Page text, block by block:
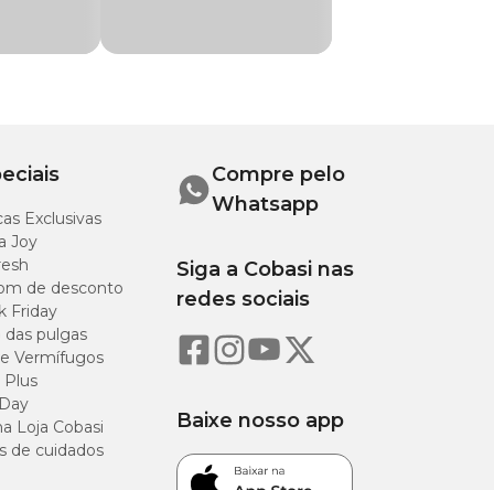
da planta.
em
Exclusivas
Joy
de desconto
Friday
das pulgas
Vermífugos
Plus
Loja Cobasi
de cuidados
Compre pelo
Whatsapp
Siga a Cobasi nas
redes sociais
Baixe nosso app